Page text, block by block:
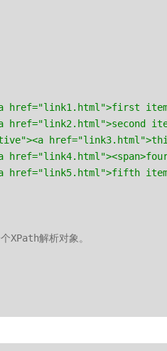
href="link1.html">first
href="link2.html">second
href="link5.html">fifth
XPath解析对象。